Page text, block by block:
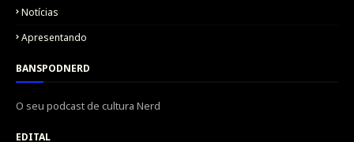
Notícias
Apresentando
BANSPODNERD
O seu podcast de cultura Nerd
EDITAL